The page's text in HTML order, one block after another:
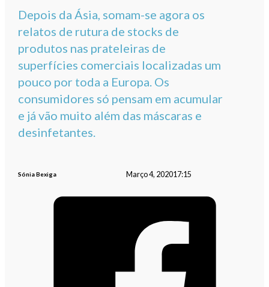
Depois da Ásia, somam-se agora os
relatos de rutura de stocks de
produtos nas prateleiras de
superfícies comerciais localizadas um
pouco por toda a Europa. Os
consumidores só pensam em acumular
e já vão muito além das máscaras e
desinfetantes.
Sónia Bexiga Março 4, 202017:15